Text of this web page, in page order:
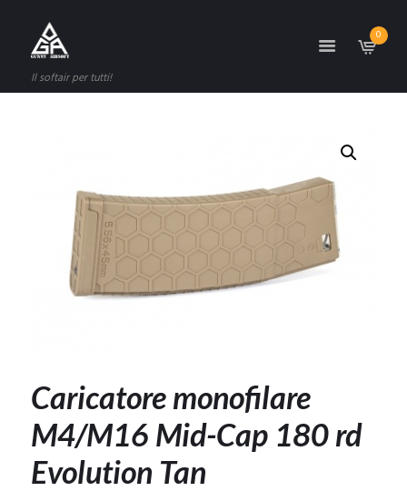
Il softair per tutti!
0
Caricatore monofilare
M4/M16 Mid-Cap 180 rd
Evolution Tan